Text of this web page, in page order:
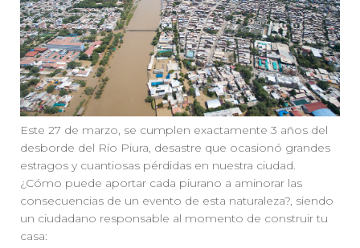
Este 27 de marzo, se cumplen exactamente 3 años del
desborde del Río Piura, desastre que ocasionó grandes
estragos y cuantiosas pérdidas en nuestra ciudad.
¿Cómo puede aportar cada piurano a aminorar las
consecuencias de un evento de esta naturaleza?, siendo
un ciudadano responsable al momento de construir tu
casa: